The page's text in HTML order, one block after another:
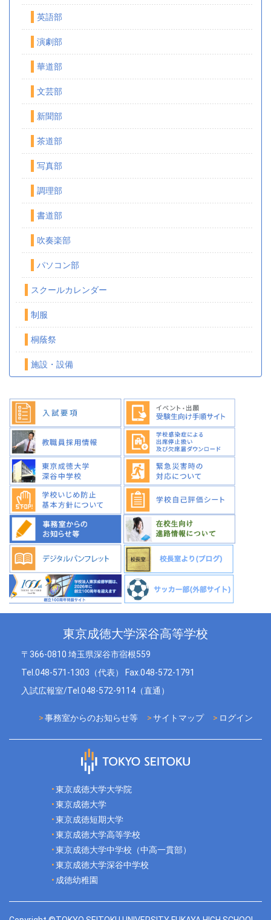
英語部
演劇部
華道部
文芸部
新聞部
茶道部
写真部
調理部
書道部
吹奏楽部
パソコン部
スクールカレンダー
制服
桐蔭祭
施設・設備
東京成徳大学深谷高等学校
〒366-0810 埼玉県深谷市宿根559
Tel.048-571-1303（代表） Fax.048-572-1791
入試広報室/Tel.048-572-9114（直通）
ログイン
サイトマップ
事務室からのお知らせ等
東京成徳大学大学院
東京成徳大学
東京成徳短期大学
東京成徳大学高等学校
東京成徳大学中学校（中高一貫部）
東京成徳大学深谷中学校
成徳幼稚園